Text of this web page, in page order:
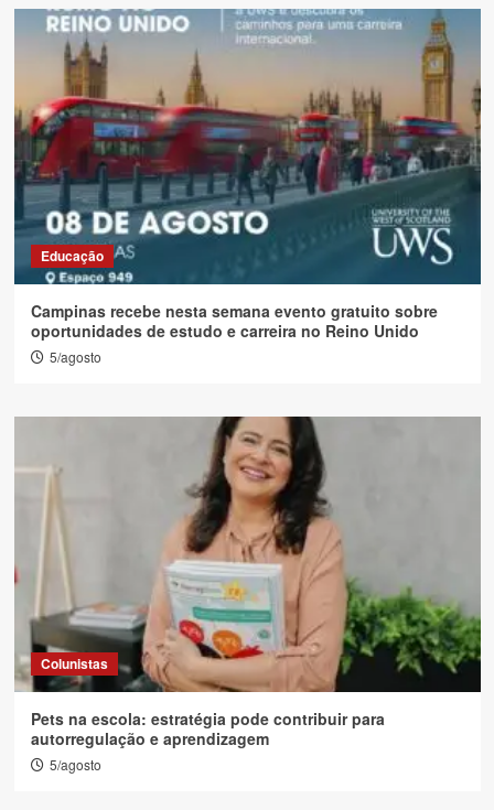
Educação
Campinas recebe nesta semana evento gratuito sobre
oportunidades de estudo e carreira no Reino Unido
5/agosto
Colunistas
Pets na escola: estratégia pode contribuir para
autorregulação e aprendizagem
5/agosto